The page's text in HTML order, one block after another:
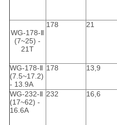
WG-178-Ⅱ
(7~25) -
21T
178 21
WG-178-Ⅱ
(7.5~17.2)
- 13.9A
178 13,9
WG-232-Ⅱ
(17~62) -
16.6A
232 16,6